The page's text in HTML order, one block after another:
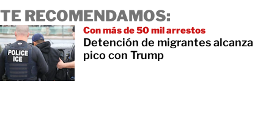
TE RECOMENDAMOS:
Con más de 50 mil arrestos
Detención de migrantes alcanza
pico con Trump